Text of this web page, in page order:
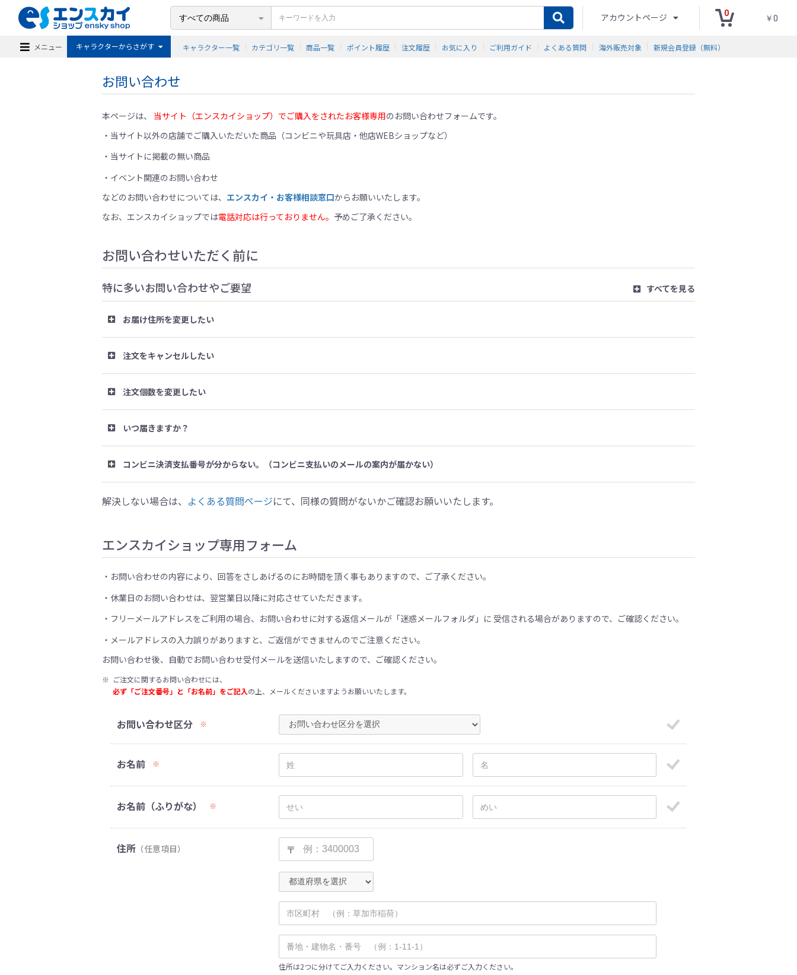
アカウントページ 0
￥0
メニュー キャラクターからさがす キャラクター一覧 カテゴリ一覧 商品一覧 ポイント履歴 注文履歴 お気に入り ご利用ガイド よくある質問 海外販売対象 新規会員登録（無料）
お問い合わせ
本ページは、 当サイト（エンスカイショップ）でご購入をされたお客様専用のお問い合わせフォームです。
当サイト以外の店舗でご購入いただいた商品（コンビニや玩具店・他店WEBショップなど）
当サイトに掲載の無い商品
イベント関連のお問い合わせ
などのお問い合わせについては、 エンスカイ・お客様相談窓口からお願いいたします。
なお、エンスカイショップでは電話対応は行っておりません。 予めご了承ください。
お問い合わせいただく前に
特に多いお問い合わせやご要望 すべてを見る
お届け住所を変更したい
注文をキャンセルしたい
注文個数を変更したい
いつ届きますか？
コンビニ決済支払番号が分からない。（コンビニ支払いのメールの案内が届かない）
解決しない場合は、 よくある質問ページにて、同様の質問がないかご確認お願いいたします。
エンスカイショップ専用フォーム
お問い合わせの内容により、回答をさしあげるのにお時間を頂く事もありますので、ご了承ください。
休業日のお問い合わせは、翌営業日以降に対応させていただきます。
フリーメールアドレスをご利用の場合、お問い合わせに対する返信メールが「迷惑メールフォルダ」に 受信される場合がありますので、ご確認ください。
メールアドレスの入力誤りがありますと、ご返信ができませんのでご注意ください。
お問い合わせ後、自動でお問い合わせ受付メールを送信いたしますので、ご確認ください。
※ ご注文に関するお問い合わせには、
必ず「ご注文番号」と「お名前」をご記入の上、メールくださいますようお願いいたします。
お問い合わせ区分 ※
お名前 ※
お名前（ふりがな） ※
住所 （任意項目） 〒
住所は2つに分けてご入力ください。マンション名は必ずご入力ください。